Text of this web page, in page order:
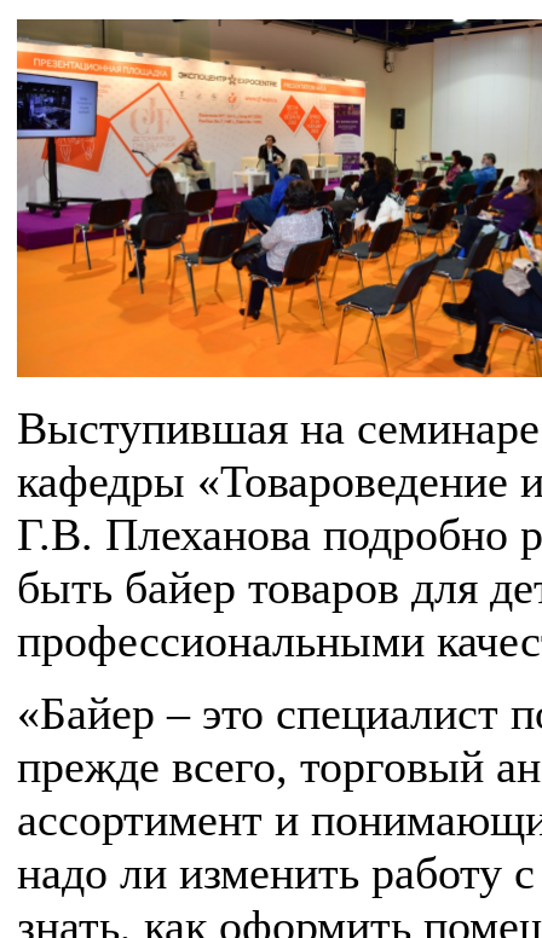
Выступившая на
кафедры «Товароведение
Г.В. Плеханова подробно
быть байер товаров для
профессиональными
«Байер – это специалист
прежде всего, торговый
ассортимент и
надо ли изменить работу
знать, как оформить